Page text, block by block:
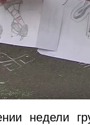
недели